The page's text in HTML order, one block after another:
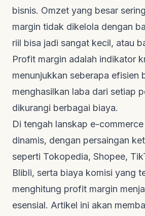
bisnis. Omzet yang besar
margin tidak dikelola dengan
riil bisa jadi sangat kecil, atau
Profit margin adalah indikator
menunjukkan seberapa efisien
menghasilkan laba dari setiap
dikurangi berbagai biaya.
Di tengah lanskap e-
dinamis, dengan persaingan
seperti Tokopedia, Shopee,
Blibli, serta biaya komisi yang
menghitung profit margin
esensial. Artikel ini akan